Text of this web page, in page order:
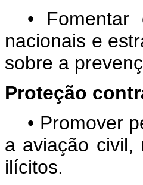
• Fomentar
nacionais e
sobre a
Proteção
• Promover
a aviação civil,
ilícitos.